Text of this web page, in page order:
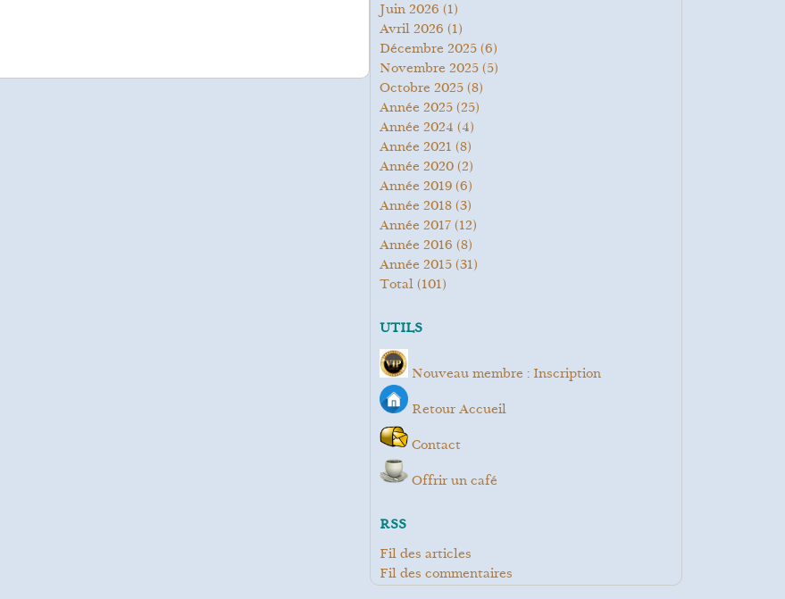
juin 2026 (1)
avril 2026 (1)
décembre 2025(6)
novembre 2025(5)
octobre 2025(8)
année 2025(25)
année 2024 (4)
année 2021 (8)
année 2020(2)
année 2019(6)
année 2018(3)
année 2017(12)
année 2016 (8)
année 2015(31)
total(101)
UTILS
Nouveau membre : Inscription
Retour Accueil
Contact
Offrir un café
RSS
Fil des articles
Fil des commentaires